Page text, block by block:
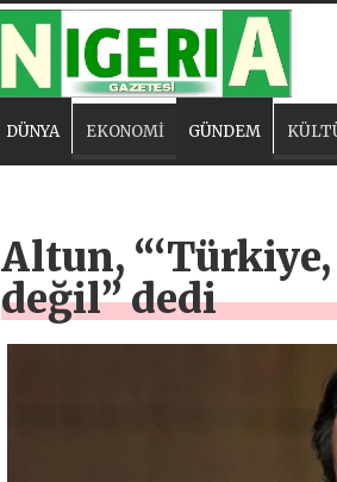
DÜNYA EKONOMİ GÜNDEM
Altun,
değil” dedi